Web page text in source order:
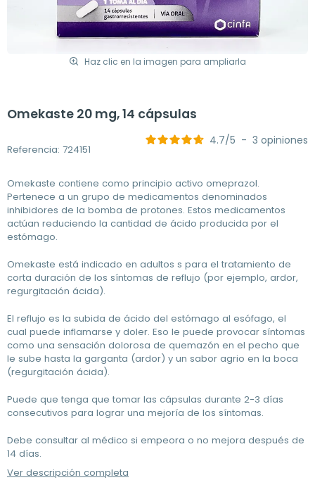
Haz clic en la imagen para ampliarla
Omekaste 20 mg, 14 cápsulas
Referencia: 724151
4.7/5 - 3 opiniones
Omekaste contiene como principio activo omeprazol.
Pertenece a un grupo de medicamentos denominados
inhibidores de la bomba de protones. Estos medicamentos
actúan reduciendo la cantidad de ácido producida por el
estómago.
Omekaste está indicado en adultos s para el tratamiento de
corta duración de los síntomas de reflujo (por ejemplo, ardor,
regurgitación ácida).
El reflujo es la subida de ácido del estómago al esófago, el
cual puede inflamarse y doler. Eso le puede provocar síntomas
como una sensación dolorosa de quemazón en el pecho que
le sube hasta la garganta (ardor) y un sabor agrio en la boca
(regurgitación ácida).
Puede que tenga que tomar las cápsulas durante 2-3 días
consecutivos para lograr una mejoría de los síntomas.
Debe consultar al médico si empeora o no mejora después de
14 días.
Ver descripción completa